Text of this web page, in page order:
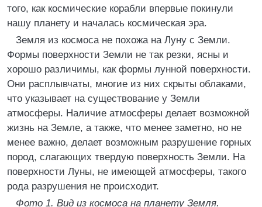
того, как космические корабли впервые покинули
нашу планету и началась космическая эра.
Земля из космоса не похожа на Луну с Земли.
Формы поверхности Земли не так резки, ясны и
хорошо различимы, как формы лунной поверхности.
Они расплывчаты, многие из них скрыты облаками,
что указывает на существование у Земли
атмосферы. Наличие атмосферы делает возможной
жизнь на Земле, а также, что менее заметно, но не
менее важно, делает возможным разрушение горных
пород, слагающих твердую поверхность Земли. На
поверхности Луны, не имеющей атмосферы, такого
рода разрушения не происходит.
Фото 1. Вид из космоса на планету Земля.